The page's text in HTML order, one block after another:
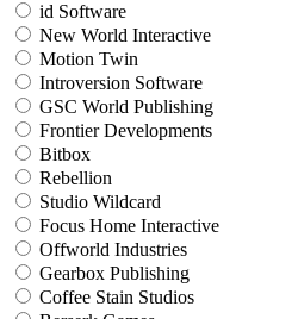
id Software
New World Interactive
Motion Twin
Introversion Software
GSC World Publishing
Frontier Developments
Bitbox
Rebellion
Studio Wildcard
Focus Home Interactive
Offworld Industries
Gearbox Publishing
Coffee Stain Studios